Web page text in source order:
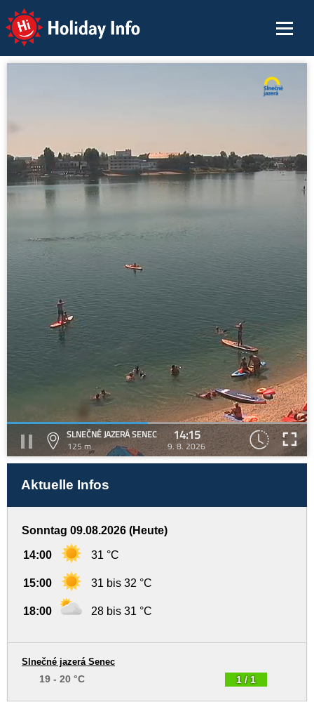
Holiday Info
SLNEČNÉ JAZERÁ SENEC
125 m
14:15
9. 8. 2026
Aktuelle Infos
Sonntag 09.08.2026 (Heute)
14:00 31 °C
15:00 31 bis 32 °C
18:00 28 bis 31 °C
1 / 1
Slnečné jazerá Senec
19 - 20 °C